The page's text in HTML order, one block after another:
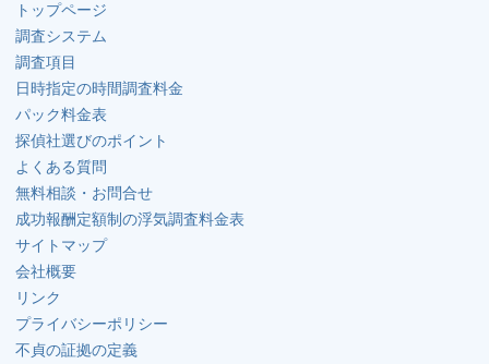
トップページ
調査システム
調査項目
日時指定の時間調査料金
パック料金表
探偵社選びのポイント
よくある質問
無料相談・お問合せ
成功報酬定額制の浮気調査料金表
サイトマップ
会社概要
リンク
プライバシーポリシー
不貞の証拠の定義